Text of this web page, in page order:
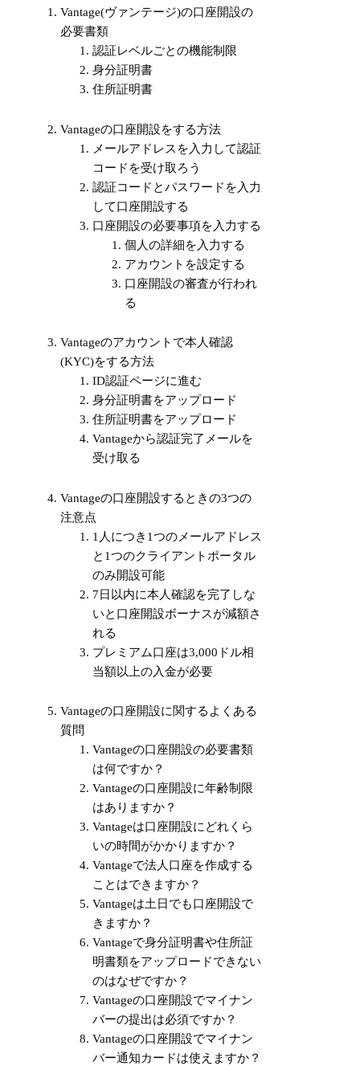
Vantage(ヴァンテージ)の口座開設の
必要書類
認証レベルごとの機能制限
身分証明書
住所証明書
Vantageの口座開設をする方法
メールアドレスを入力して認証
コードを受け取ろう
認証コードとパスワードを入力
して口座開設する
口座開設の必要事項を入力する
個人の詳細を入力する
アカウントを設定する
口座開設の審査が行われ
る
Vantageのアカウントで本人確認
(KYC)をする方法
ID認証ページに進む
身分証明書をアップロード
住所証明書をアップロード
Vantageから認証完了メールを
受け取る
Vantageの口座開設するときの3つの
注意点
1人につき1つのメールアドレス
と1つのクライアントポータル
のみ開設可能
7日以内に本人確認を完了しな
いと口座開設ボーナスが減額さ
れる
プレミアム口座は3,000ドル相
当額以上の入金が必要
Vantageの口座開設に関するよくある
質問
Vantageの口座開設の必要書類
は何ですか？
Vantageの口座開設に年齢制限
はありますか？
Vantageは口座開設にどれくら
いの時間がかかりますか？
Vantageで法人口座を作成する
ことはできますか？
Vantageは土日でも口座開設で
きますか？
Vantageで身分証明書や住所証
明書類をアップロードできない
のはなぜですか？
Vantageの口座開設でマイナン
バーの提出は必須ですか？
Vantageの口座開設でマイナン
バー通知カードは使えますか？